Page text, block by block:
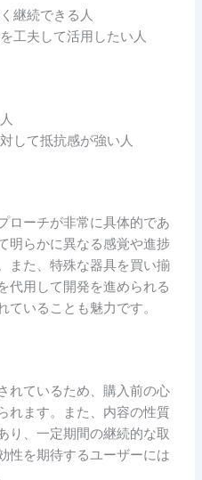
継続できる人
工夫して活用したい人
して抵抗感が強い人
ローチが非常に具体的であ
明らかに異なる感覚や進捗
また、特殊な器具を買い揃
代用して開発を進められる
いることも魅力です。
れているため、購入前の心
れます。また、内容の性質
り、一定期間の継続的な取
性を期待するユーザーには